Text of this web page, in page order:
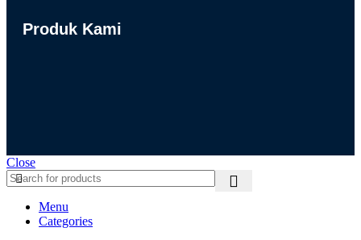
Produk Kami
Close
Menu
Categories